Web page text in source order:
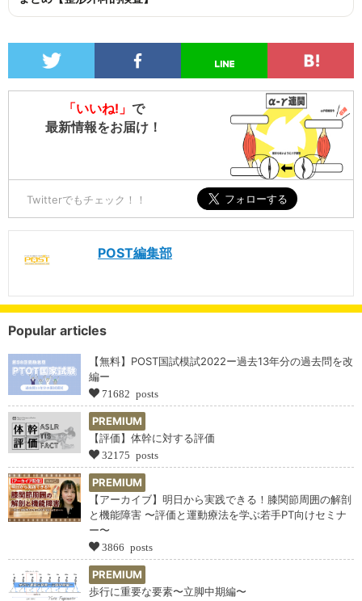
「いいね!」 で
最新情報をお届け！
Twitterでもチェック！！
POST編集部
Popular articles
【無料】POST国試模試2022ー過去13年分の過去問を改
編ー
71682 posts
PREMIUM
【評価】体幹に対する評価
32175 posts
PREMIUM
【アーカイブ】明日から実践できる！膝関節周囲の解剖
と機能障害 〜評価と運動療法を学ぶ若手PT向けセミナ
ー〜
3866 posts
PREMIUM
歩行に重要な要素〜立脚中期編〜